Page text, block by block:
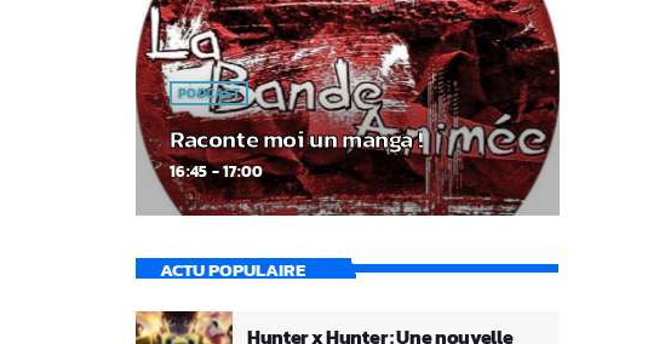
PODCAST
Raconte moi un manga !
16:45 - 17:00
ACTU POPULAIRE
Hunter x Hunter : Une nouvelle